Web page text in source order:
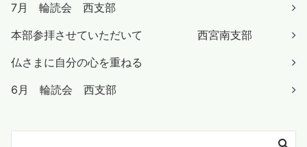
7月 輪読会 西支部
本部参拝させていただいて 西宮南支部
仏さまに自分の心を重ねる
6月 輪読会 西支部